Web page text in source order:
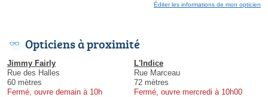
Éditer les informations de mon opticien
Opticiens à proximité
Jimmy Fairly
Rue des Halles
60 mètres
Fermé, ouvre demain à 10h
L'Indice
Rue Marceau
72 mètres
Fermé, ouvre mercredi à 10h00